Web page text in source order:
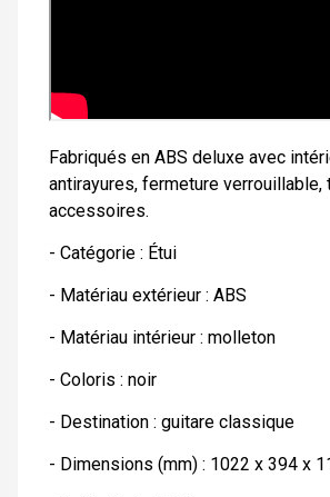
Fabriqués en ABS deluxe avec
antirayures, fermeture verrouillable,
accessoires.
- Catégorie : Étui
- Matériau extérieur : ABS
- Matériau intérieur : molleton
- Coloris : noir
- Destination : guitare classique
- Dimensions (mm) : 1022 x 394 x